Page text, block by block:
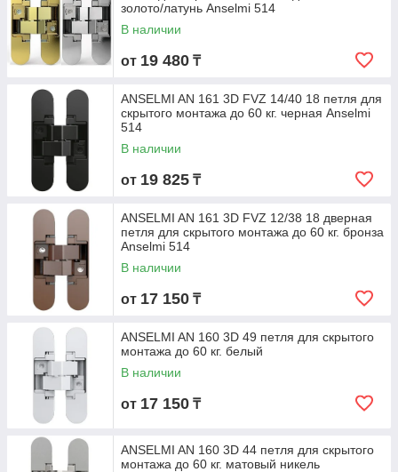
золото/латунь Anselmi 514
В наличии
от 19 480 ₸
ANSELMI AN 161 3D FVZ 14/40 18 петля для
скрытого монтажа до 60 кг. черная Anselmi
514
В наличии
от 19 825 ₸
ANSELMI AN 161 3D FVZ 12/38 18 дверная
петля для скрытого монтажа до 60 кг. бронза
Anselmi 514
В наличии
от 17 150 ₸
ANSELMI AN 160 3D 49 петля для скрытого
монтажа до 60 кг. белый
В наличии
от 17 150 ₸
ANSELMI AN 160 3D 44 петля для скрытого
монтажа до 60 кг. матовый никель